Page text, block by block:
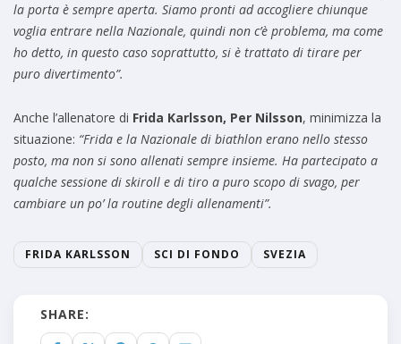
la porta è sempre aperta. Siamo pronti ad accogliere chiunque
voglia entrare nella Nazionale, quindi non c’è problema, ma come
ho detto, in questo caso soprattutto, si è trattato di tirare per
puro divertimento”.
Anche l’allenatore di Frida Karlsson, Per Nilsson, minimizza la
situazione: “Frida e la Nazionale di biathlon erano nello stesso
posto, ma non si sono allenati sempre insieme. Ha partecipato a
qualche sessione di skiroll e di tiro a puro scopo di svago, per
cambiare un po’ la routine degli allenamenti”.
FRIDA KARLSSON SCI DI FONDO SVEZIA
SHARE: